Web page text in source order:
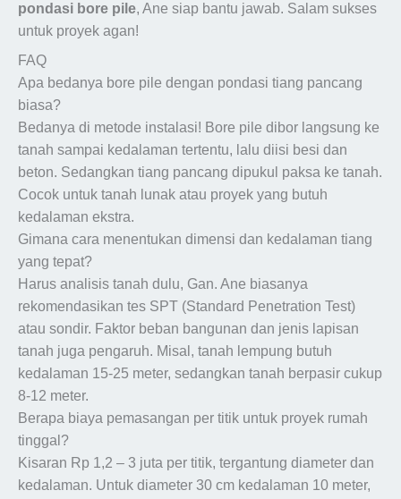
pondasi bore pile, Ane siap bantu jawab. Salam sukses
untuk proyek agan!
FAQ
Apa bedanya bore pile dengan pondasi tiang pancang
biasa?
Bedanya di metode instalasi! Bore pile dibor langsung ke
tanah sampai kedalaman tertentu, lalu diisi besi dan
beton. Sedangkan tiang pancang dipukul paksa ke tanah.
Cocok untuk tanah lunak atau proyek yang butuh
kedalaman ekstra.
Gimana cara menentukan dimensi dan kedalaman tiang
yang tepat?
Harus analisis tanah dulu, Gan. Ane biasanya
rekomendasikan tes SPT (Standard Penetration Test)
atau sondir. Faktor beban bangunan dan jenis lapisan
tanah juga pengaruh. Misal, tanah lempung butuh
kedalaman 15-25 meter, sedangkan tanah berpasir cukup
8-12 meter.
Berapa biaya pemasangan per titik untuk proyek rumah
tinggal?
Kisaran Rp 1,2 – 3 juta per titik, tergantung diameter dan
kedalaman. Untuk diameter 30 cm kedalaman 10 meter,